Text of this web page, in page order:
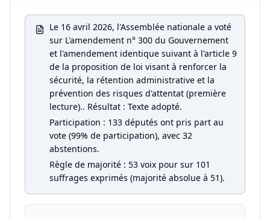
Le 16 avril 2026, l'Assemblée nationale a voté
sur L'amendement n° 300 du Gouvernement
et l'amendement identique suivant à l'article 9
de la proposition de loi visant à renforcer la
sécurité, la rétention administrative et la
prévention des risques d'attentat (première
lecture).. Résultat : Texte adopté.
Participation : 133 députés ont pris part au
vote (99% de participation), avec 32
abstentions.
Règle de majorité : 53 voix pour sur 101
suffrages exprimés (majorité absolue à 51).